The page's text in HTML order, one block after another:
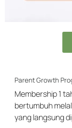
Parent Growth
Membership 1
bertumbuh
yang langsung